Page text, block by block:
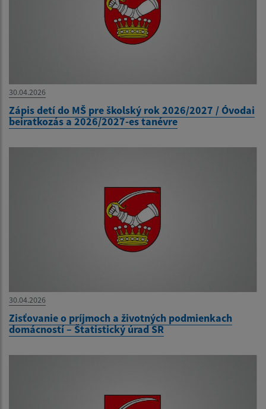
30.04.2026
Zápis detí do MŠ pre školský rok 2026/2027 / Óvodai
beiratkozás a 2026/2027-es tanévre
30.04.2026
Zisťovanie o príjmoch a životných podmienkach
domácností – Štatistický úrad SR